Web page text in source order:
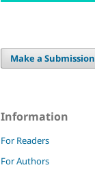
Make a Submission
Information
For Readers
For Authors